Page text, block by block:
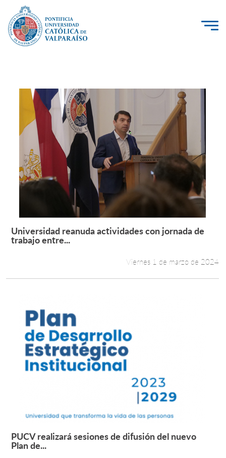
PUCV Internacional
Vinculación con el Medio
Admisión
Pregrado
Formación Continua
Alumni
English
Leer más +
Universidad reanuda actividades con jornada de
trabajo entre...
Viernes 1 de marzo de 2024
Leer más +
PUCV realizará sesiones de difusión del nuevo
Plan de...